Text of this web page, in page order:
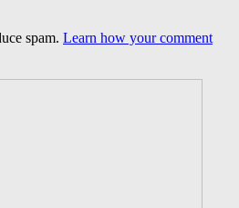
spam. Learn how your comment